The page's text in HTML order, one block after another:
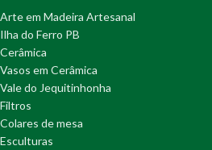
Arte em Madeira Artesanal
Ilha do Ferro PB
Cerâmica
Vasos em Cerâmica
Vale do Jequitinhonha
Filtros
Colares de mesa
Esculturas